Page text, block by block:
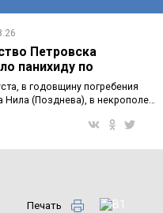
Петровска
панихиду по
в годовщину погребения
Нила (Позднева), в некрополе…
Печать